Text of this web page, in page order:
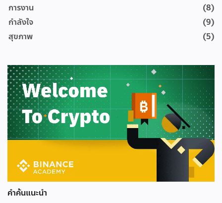
การงาน
(8)
กำลังใจ
(9)
สุขภาพ
(5)
คำค้นแนะนำ